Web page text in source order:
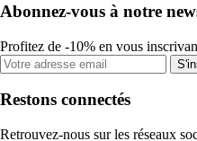
Abonnez-vous à notre
Profitez de -10% en vous
Restons connectés
Retrouvez-nous sur les réseaux